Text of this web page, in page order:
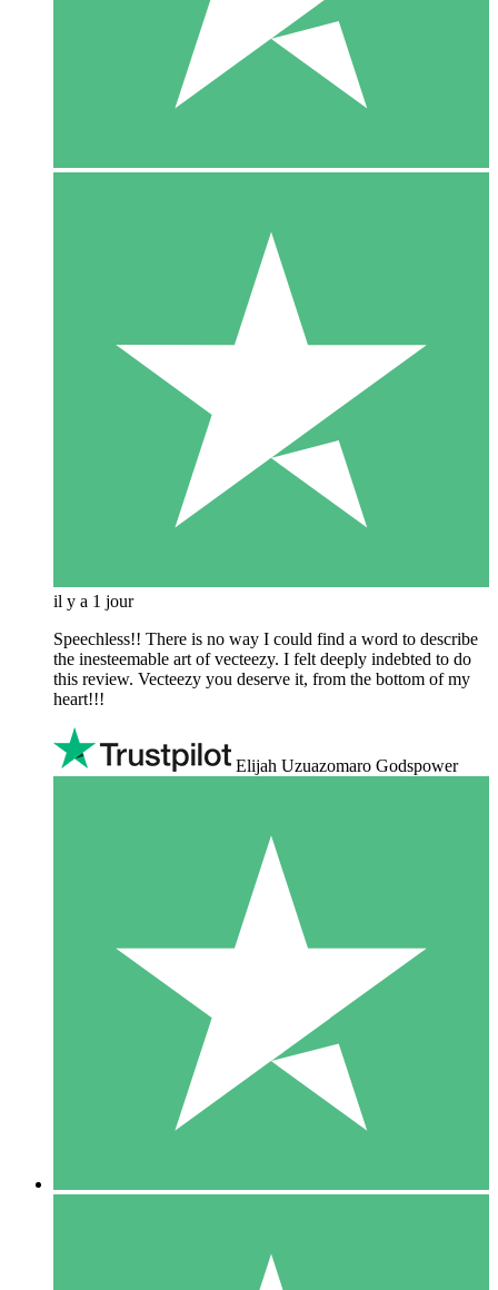
il y a 1 jour
Speechless!! There is no way I could find a word to describe
the inesteemable art of vecteezy. I felt deeply indebted to do
this review. Vecteezy you deserve it, from the bottom of my
heart!!!
Elijah Uzuazomaro Godspower